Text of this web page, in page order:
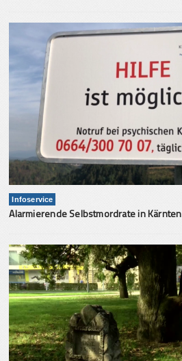
Infoservice
Alarmierende Selbstmordrate in Kärnten